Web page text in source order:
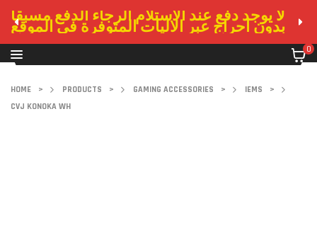
لا يوجد دفع عند الاستلام الرجاء الدفع مسبقا
بدون احراج عبر الاليات المتوفرة في الموقع
0
HOME > PRODUCTS > GAMING ACCESSORIES > IEMS
>
CVJ KONOKA WH